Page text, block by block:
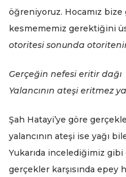
öğreniyoruz. Hocamız
kesmememiz gerektiğini
otoritesi sonunda
Gerçeğin nefesi eritir dağı
Yalancının ateşi eritmez
Şah Hatayi’ye göre
yalancının ateşi ise yağı
Yukarıda incelediğimiz gibi
gerçekler karşısında epey